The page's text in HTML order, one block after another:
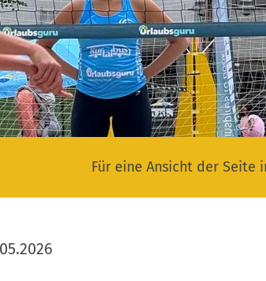
Für eine Ansicht der Seite